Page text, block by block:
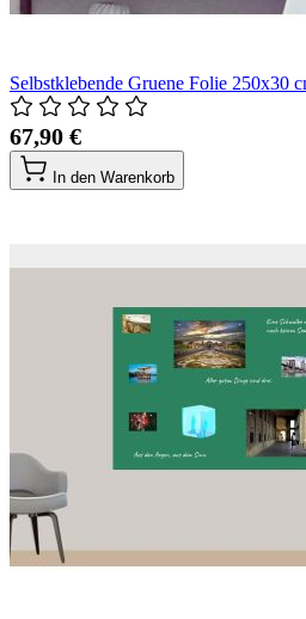
Selbstklebende Gruene Folie 250x30
67,90 €
In den Warenkorb